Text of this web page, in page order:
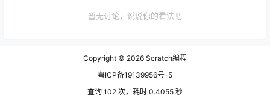
暂无讨论，说说你的看法吧
Copyright © 2026 Scratch编程
粤ICP备19139956号-5
查询 102 次，耗时 0.4055 秒